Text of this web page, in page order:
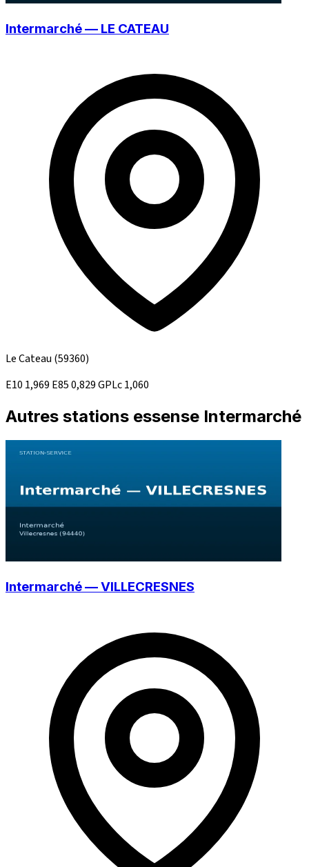
Intermarché — LE CATEAU
Le Cateau (59360)
E10 1,969 E850,829GPLc1,060
Autres stations essense Intermarché
Intermarché — VILLECRESNES